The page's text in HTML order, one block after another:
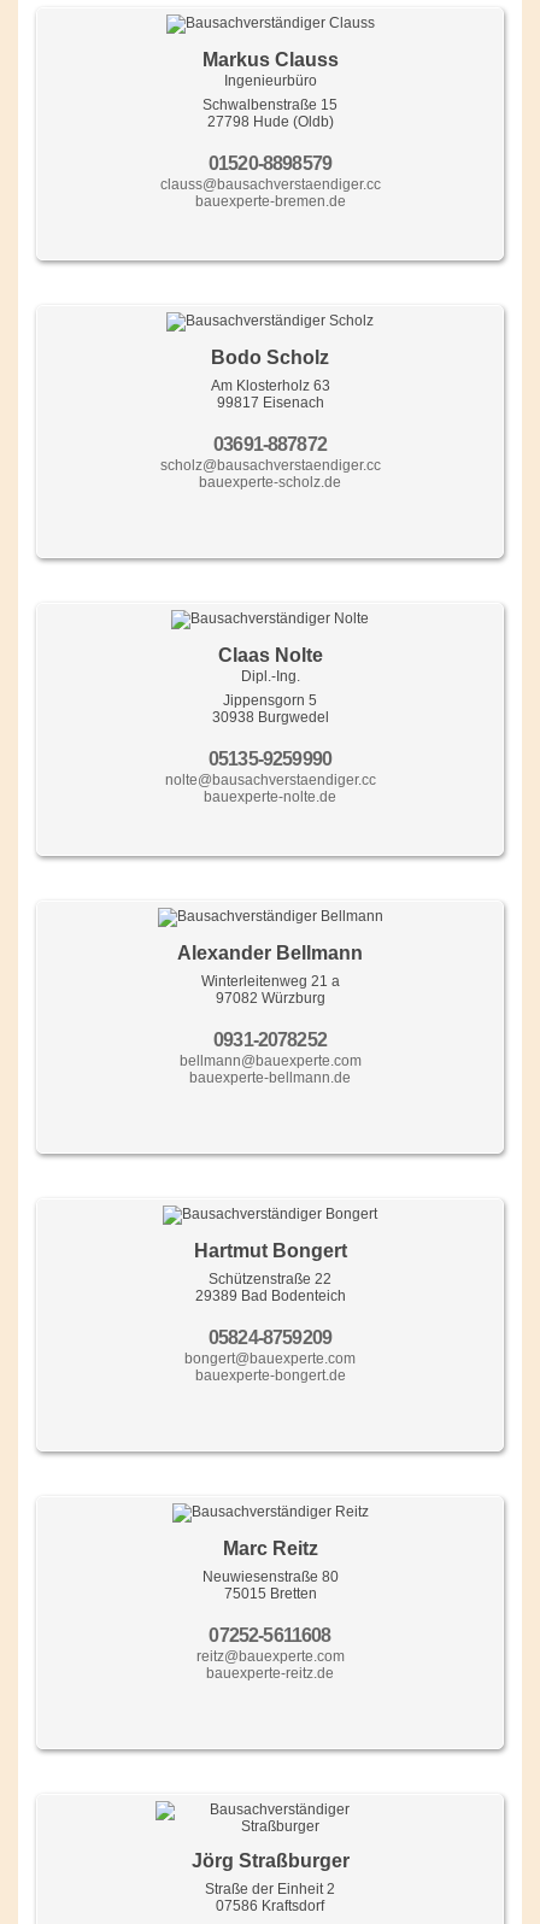
Markus Clauss
Ingenieurbüro
Schwalbenstraße 15
27798 Hude (Oldb)
01520-8898579
clauss@bausachverstaendiger.cc
bauexperte-bremen.de
Bodo Scholz
Am Klosterholz 63
99817 Eisenach
03691-887872
scholz@bausachverstaendiger.cc
bauexperte-scholz.de
Claas Nolte
Dipl.-Ing.
Jippensgorn 5
30938 Burgwedel
05135-9259990
nolte@bausachverstaendiger.cc
bauexperte-nolte.de
Alexander Bellmann
Winterleitenweg 21 a
97082 Würzburg
0931-2078252
bellmann@bauexperte.com
bauexperte-bellmann.de
Hartmut Bongert
Schützenstraße 22
29389 Bad Bodenteich
05824-8759209
bongert@bauexperte.com
bauexperte-bongert.de
Marc Reitz
Neuwiesenstraße 80
75015 Bretten
07252-5611608
reitz@bauexperte.com
bauexperte-reitz.de
Jörg Straßburger
Straße der Einheit 2
07586 Kraftsdorf